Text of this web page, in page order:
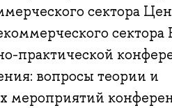
сектора
практической
вопросы теории и
мероприятий